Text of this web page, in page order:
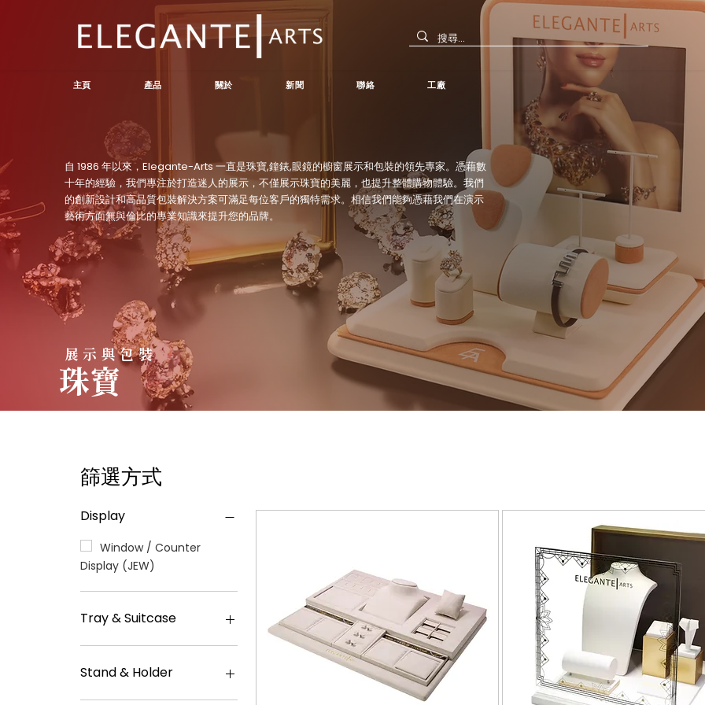
自 1986 年以來，Elegante-Arts 一直是珠寶,鐘錶,眼鏡的櫥窗展示和包裝的領先專家。憑藉數
十年的經驗，我們專注於打造迷人的展示，不僅展示珠寶的美麗，也提升整體購物體驗。我們
的創新設計和高品質包裝解決方案可滿足每位客戶的獨特需求。相信我們能夠憑藉我們在演示
藝術方面無與倫比的專業知識來提升您的品牌。
珠寶
展示與包裝
主頁 產品 關於 新聞 聯絡 工廠
篩選方式
Display
Window / Counter
Display (JEW)
Tray & Suitcase
JT2(A)
JT2(B)
Stand & Holder